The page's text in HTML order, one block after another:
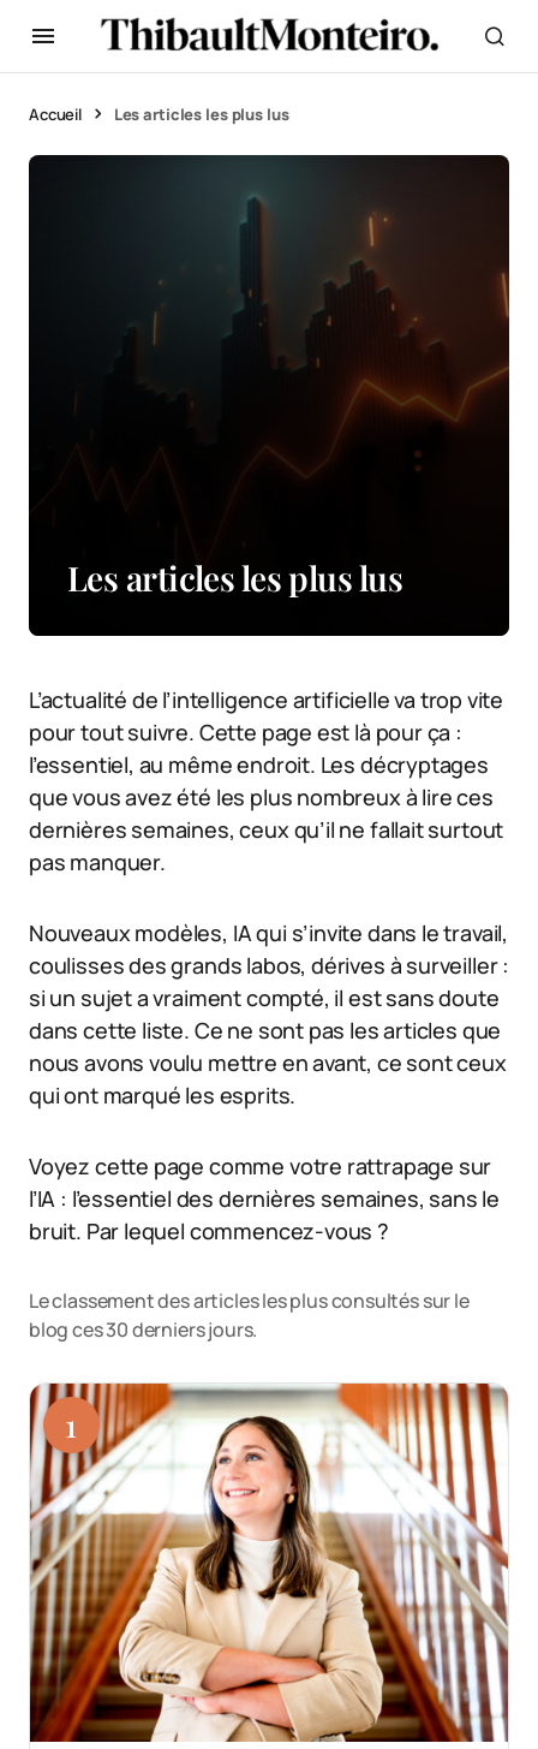
Accueil Les articles les plus lus
Les articles les plus lus
L’actualité de l’intelligence artificielle va trop vite
pour tout suivre. Cette page est là pour ça :
l’essentiel, au même endroit. Les décryptages
que vous avez été les plus nombreux à lire ces
dernières semaines, ceux qu’il ne fallait surtout
pas manquer.
Nouveaux modèles, IA qui s’invite dans le travail,
coulisses des grands labos, dérives à surveiller :
si un sujet a vraiment compté, il est sans doute
dans cette liste. Ce ne sont pas les articles que
nous avons voulu mettre en avant, ce sont ceux
qui ont marqué les esprits.
Voyez cette page comme votre rattrapage sur
l’IA : l’essentiel des dernières semaines, sans le
bruit. Par lequel commencez-vous ?
Le classement des articles les plus consultés sur le
blog ces 30 derniers jours.
1